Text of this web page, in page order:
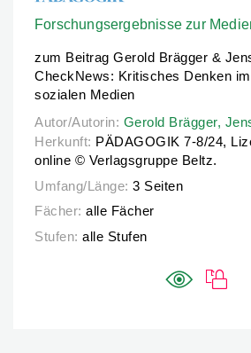
Forschungsergebnisse zur
zum Beitrag Gerold Brägger &
CheckNews: Kritisches Denken
sozialen Medien
Autor/Autorin: Gerold Brägger,
Autor/Autorin: Gerold Brägger,
Herkunft: PÄDAGOGIK 7-8/24,
online © Verlagsgruppe Beltz.
Umfang/Länge: 3 Seiten
Fächer: alle Fächer
Stufen: alle Stufen